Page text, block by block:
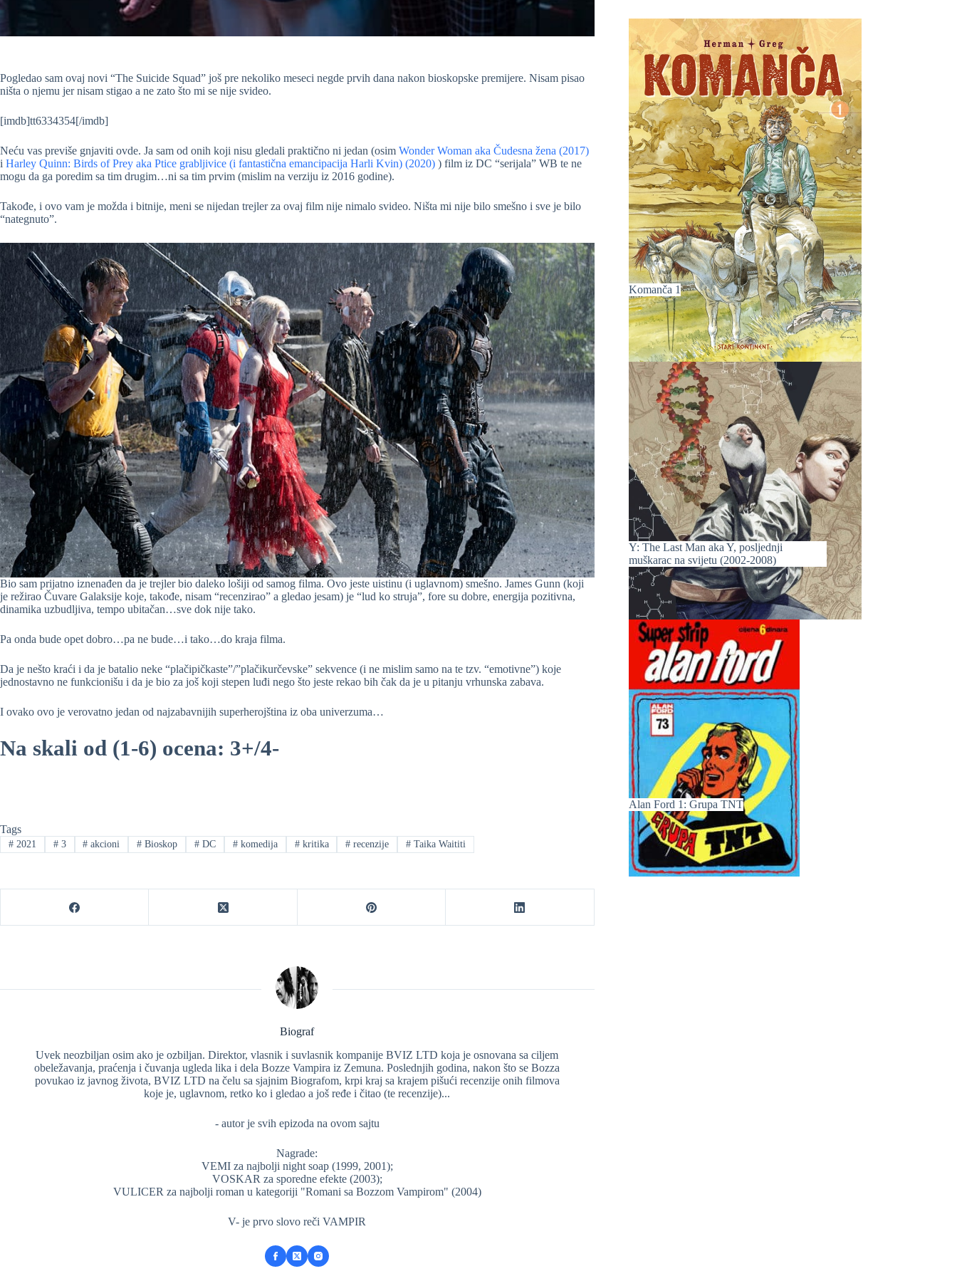
Pogledao sam ovaj novi “The Suicide Squad” još pre nekoliko meseci negde prvih dana nakon bioskopske premijere. Nisam pisao
ništa o njemu jer nisam stigao a ne zato što mi se nije svideo.
[imdb]tt6334354[/imdb]
Neću vas previše gnjaviti ovde. Ja sam od onih koji nisu gledali praktično ni jedan (osim Wonder Woman aka Čudesna žena (2017)
i Harley Quinn: Birds of Prey aka Ptice grabljivice (i fantastična emancipacija Harli Kvin) (2020) ) film iz DC “serijala” WB te ne
mogu da ga poredim sa tim drugim…ni sa tim prvim (mislim na verziju iz 2016 godine).
Takođe, i ovo vam je možda i bitnije, meni se nijedan trejler za ovaj film nije nimalo svideo. Ništa mi nije bilo smešno i sve je bilo
“nategnuto”.
Bio sam prijatno iznenađen da je trejler bio daleko lošiji od samog filma. Ovo jeste uistinu (i uglavnom) smešno. James Gunn (koji
je režirao Čuvare Galaksije koje, takođe, nisam “recenzirao” a gledao jesam) je “lud ko struja”, fore su dobre, energija pozitivna,
dinamika uzbudljiva, tempo ubitačan…sve dok nije tako.
Pa onda bude opet dobro…pa ne bude…i tako…do kraja filma.
Da je nešto kraći i da je batalio neke “plačipičkaste”/”plačikurčevske” sekvence (i ne mislim samo na te tzv. “emotivne”) koje
jednostavno ne funkcionišu i da je bio za još koji stepen luđi nego što jeste rekao bih čak da je u pitanju vrhunska zabava.
I ovako ovo je verovatno jedan od najzabavnijih superherojština iz oba univerzuma…
Na skali od (1-6) ocena: 3+/4-
Tags
#2021 #3 # akcioni # Bioskop # DC #komedija #kritika # recenzije # Taika Waititi
Biograf
Uvek neozbiljan osim ako je ozbiljan. Direktor, vlasnik i suvlasnik kompanije BVIZ LTD koja je osnovana sa ciljem
obeležavanja, praćenja i čuvanja ugleda lika i dela Bozze Vampira iz Zemuna. Poslednjih godina, nakon što se Bozza
povukao iz javnog života, BVIZ LTD na čelu sa sjajnim Biografom, krpi kraj sa krajem pišući recenzije onih filmova
koje je, uglavnom, retko ko i gledao a još ređe i čitao (te recenzije)...
- autor je svih epizoda na ovom sajtu
Nagrade:
VEMI za najbolji night soap (1999, 2001);
VOSKAR za sporedne efekte (2003);
VULICER za najbolji roman u kategoriji "Romani sa Bozzom Vampirom" (2004)
V- je prvo slovo reči VAMPIR
Komanča 1
Y: The Last Man aka Y, posljednji
muškarac na svijetu (2002-2008)
Alan Ford 1: Grupa TNT